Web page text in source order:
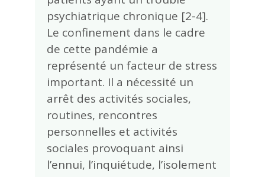
psychiatrique chronique [2-4].
Le confinement dans le cadre
de cette pandémie a
représenté un facteur de stress
important. Il a nécessité un
arrêt des activités sociales,
routines, rencontres
personnelles et activités
sociales provoquant ainsi
l’ennui, l’inquiétude, l’isolement